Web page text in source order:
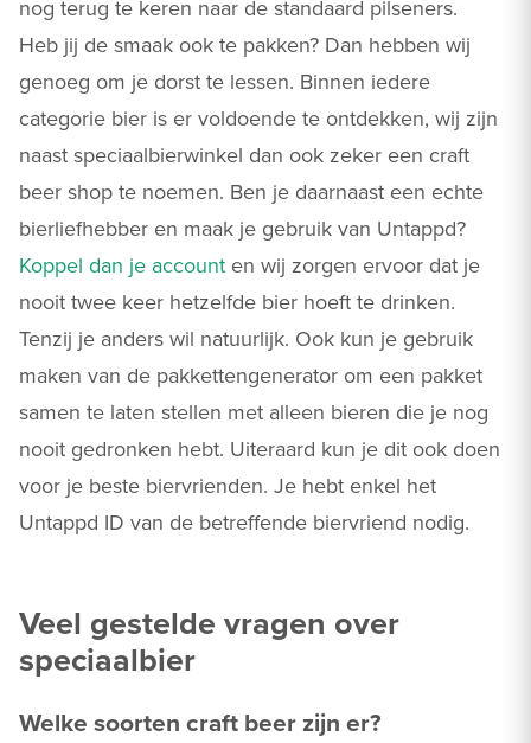
nog terug te keren naar de standaard pilseners.
Heb jij de smaak ook te pakken? Dan hebben wij
genoeg om je dorst te lessen. Binnen iedere
categorie bier is er voldoende te ontdekken, wij zijn
naast speciaalbierwinkel dan ook zeker een craft
beer shop te noemen. Ben je daarnaast een echte
bierliefhebber en maak je gebruik van Untappd?
Koppel dan je account en wij zorgen ervoor dat je
nooit twee keer hetzelfde bier hoeft te drinken.
Tenzij je anders wil natuurlijk. Ook kun je gebruik
maken van de pakkettengenerator om een pakket
samen te laten stellen met alleen bieren die je nog
nooit gedronken hebt. Uiteraard kun je dit ook doen
voor je beste biervrienden. Je hebt enkel het
Untappd ID van de betreffende biervriend nodig.
Veel gestelde vragen over
speciaalbier
Welke soorten craft beer zijn er?